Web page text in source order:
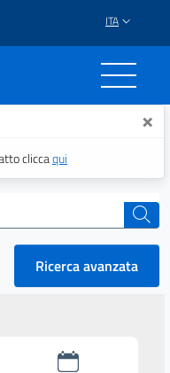
ITA
×
cliccaqui
cerca
Ricerca avanzata